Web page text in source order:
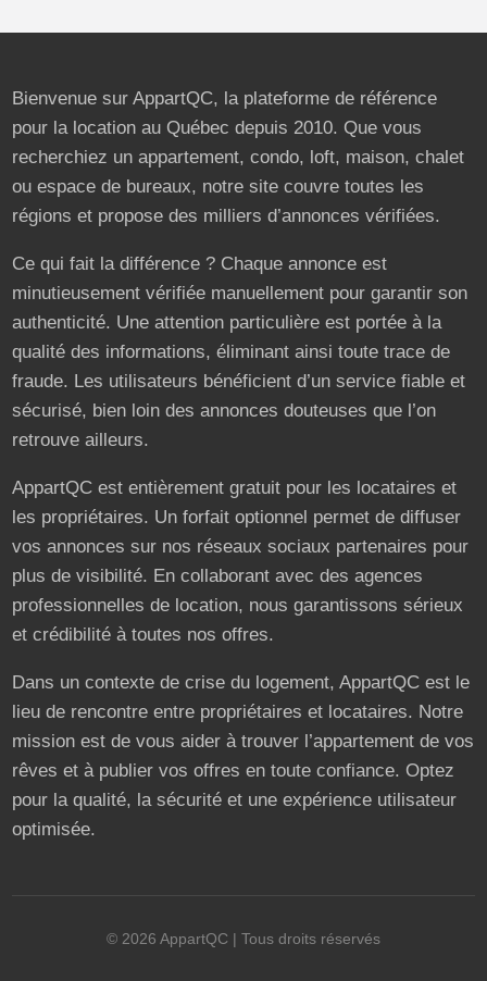
Bienvenue sur AppartQC, la plateforme de référence
pour la location au Québec depuis 2010. Que vous
recherchiez un appartement, condo, loft, maison, chalet
ou espace de bureaux, notre site couvre toutes les
régions et propose des milliers d’annonces vérifiées.
Ce qui fait la différence ? Chaque annonce est
minutieusement vérifiée manuellement pour garantir son
authenticité. Une attention particulière est portée à la
qualité des informations, éliminant ainsi toute trace de
fraude. Les utilisateurs bénéficient d’un service fiable et
sécurisé, bien loin des annonces douteuses que l’on
retrouve ailleurs.
AppartQC est entièrement gratuit pour les locataires et
les propriétaires. Un forfait optionnel permet de diffuser
vos annonces sur nos réseaux sociaux partenaires pour
plus de visibilité. En collaborant avec des agences
professionnelles de location, nous garantissons sérieux
et crédibilité à toutes nos offres.
Dans un contexte de crise du logement, AppartQC est le
lieu de rencontre entre propriétaires et locataires. Notre
mission est de vous aider à trouver l’appartement de vos
rêves et à publier vos offres en toute confiance. Optez
pour la qualité, la sécurité et une expérience utilisateur
optimisée.
© 2026 AppartQC | Tous droits réservés